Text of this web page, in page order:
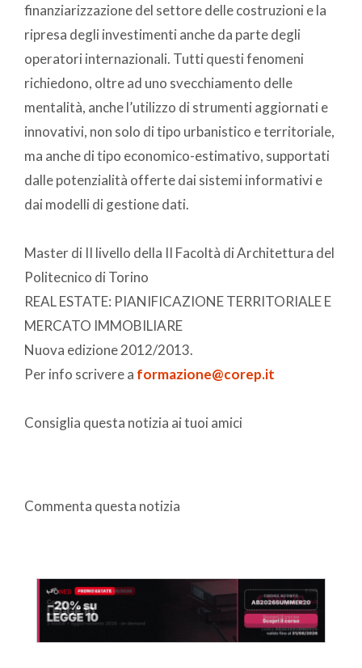
finanziarizzazione del settore delle costruzioni e la
ripresa degli investimenti anche da parte degli
operatori internazionali. Tutti questi fenomeni
richiedono, oltre ad uno svecchiamento delle
mentalità, anche l’utilizzo di strumenti aggiornati e
innovativi, non solo di tipo urbanistico e territoriale,
ma anche di tipo economico-estimativo, supportati
dalle potenzialità offerte dai sistemi informativi e
dai modelli di gestione dati.
Master di II livello della II Facoltà di Architettura del
Politecnico di Torino
REAL ESTATE: PIANIFICAZIONE TERRITORIALE E
MERCATO IMMOBILIARE
Nuova edizione 2012/2013.
Per info scrivere a formazione@corep.it
Consiglia questa notizia ai tuoi amici
Commenta questa notizia